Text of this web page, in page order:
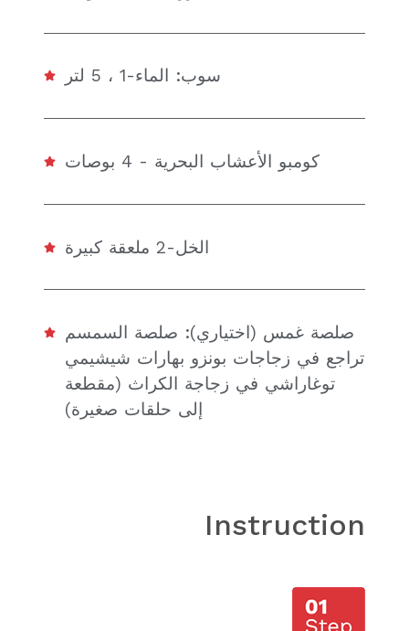
سوب: الماء-1 ، 5 لتر
كومبو الأعشاب البحرية - 4 بوصات
الخل-2 ملعقة كبيرة
صلصة غمس (اختياري): صلصة السمسم
تراجع في زجاجات بونزو بهارات شيشيمي
توغاراشي في زجاجة الكراث (مقطعة
إلى حلقات صغيرة)
Instruction